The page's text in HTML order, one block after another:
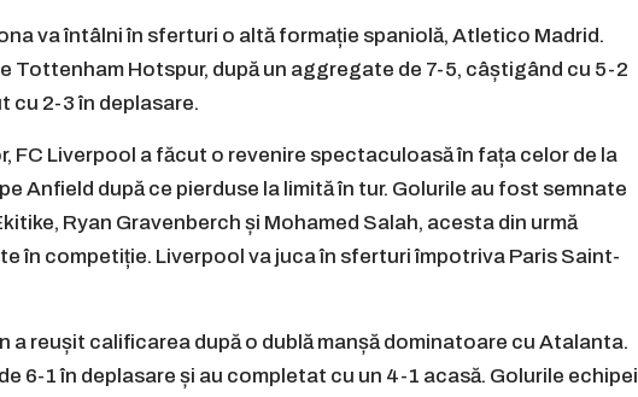
va întâlni în sferturi o altă formație spaniolă, Atletico Madrid.
Tottenham Hotspur, după un aggregate de 7-5, câștigând cu 5-2
cu 2-3 în deplasare.
FC Liverpool a făcut o revenire spectaculoasă în fața celor de la
Anfield după ce pierduse la limită în tur. Golurile au fost semnate
Ryan Gravenberch și Mohamed Salah, acesta din urmă
în competiție. Liverpool va juca în sferturi împotriva Paris Saint-
a reușit calificarea după o dublă manșă dominatoare cu Atalanta.
6-1 în deplasare și au completat cu un 4-1 acasă. Golurile echipei